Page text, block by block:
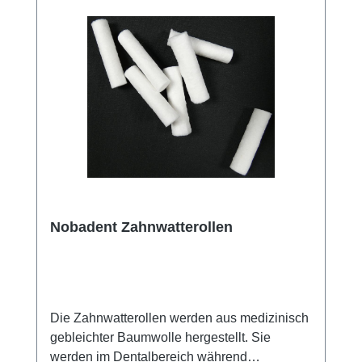
Praxis, um die Hygiene während der
Untersuchungen zu erhöhen und den
Patientenkomfort zu verbessern. Weitere
Informationen des Herstellers Kaufen Sie jetzt
Krepp-Zungenläppchen online bei uns und
profitieren Sie von unserem schnellen
Versand und unserem hervorragenden
Nobadent Zahnwatterollen
Die Zahnwatterollen werden aus medizinisch
gebleichter Baumwolle hergestellt. Sie
werden im Dentalbereich während